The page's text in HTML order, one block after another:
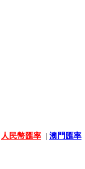
人民幣匯率 | 澳門匯率